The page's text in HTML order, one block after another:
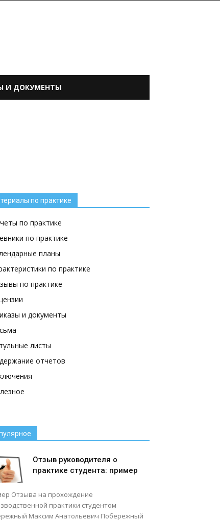
И ДОКУМЕНТЫ
по практике
по практике
по практике
планы
по практике
по практике
и документы
листы
отчетов
Отзыв руководителя о
практике студента: пример
Отзыва на прохождение
практики студентом
Максим Анатольевич Побережный